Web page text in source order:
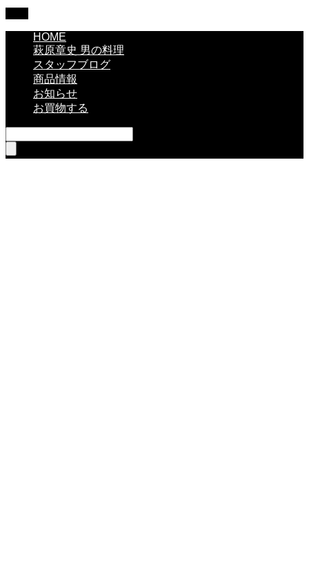
HOME
萩原章史 男の料理
スタッフブログ
商品情報
お知らせ
お買物する